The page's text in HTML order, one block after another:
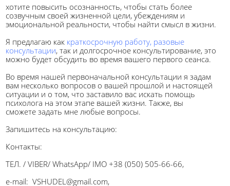
хотите повысить осознанность, чтобы стать более
созвучным своей жизненной цели, убеждениям и
эмоциональной реальности, чтобы найти смысл в жизни.
Я предлагаю как краткосрочную работу, разовые
консультации, так и долгосрочное консультирование, это
можно будет обсудить во время вашего первого сеанса.
Во время нашей первоначальной консультации я задам
вам несколько вопросов о вашей прошлой и настоящей
ситуации и о том, что заставило вас искать помощь
психолога на этом этапе вашей жизни. Также, вы
сможете задать мне любые вопросы.
Запишитесь на консультацию:
Контакты:
ТЕЛ. / VIBER/ WhatsApp/ IMO +38 (050) 505-66-66,
e-mail: VSHUDEL@gmail.com,